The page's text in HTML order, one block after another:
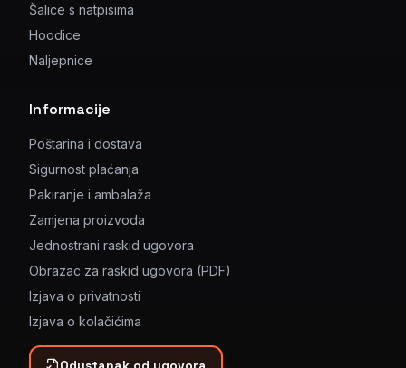
Šalice s natpisima
Hoodice
Naljepnice
Informacije
Poštarina i dostava
Sigurnost plaćanja
Pakiranje i ambalaža
Zamjena proizvoda
Jednostrani raskid ugovora
Obrazac za raskid ugovora (PDF)
Izjava o privatnosti
Izjava o kolačićima